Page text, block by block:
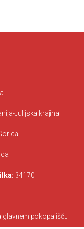
Julijska krajina
34170
glavnem pokopališču